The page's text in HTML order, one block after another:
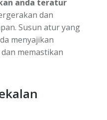
anda teratur
dan
Susun atur yang
menyajikan
memastikan